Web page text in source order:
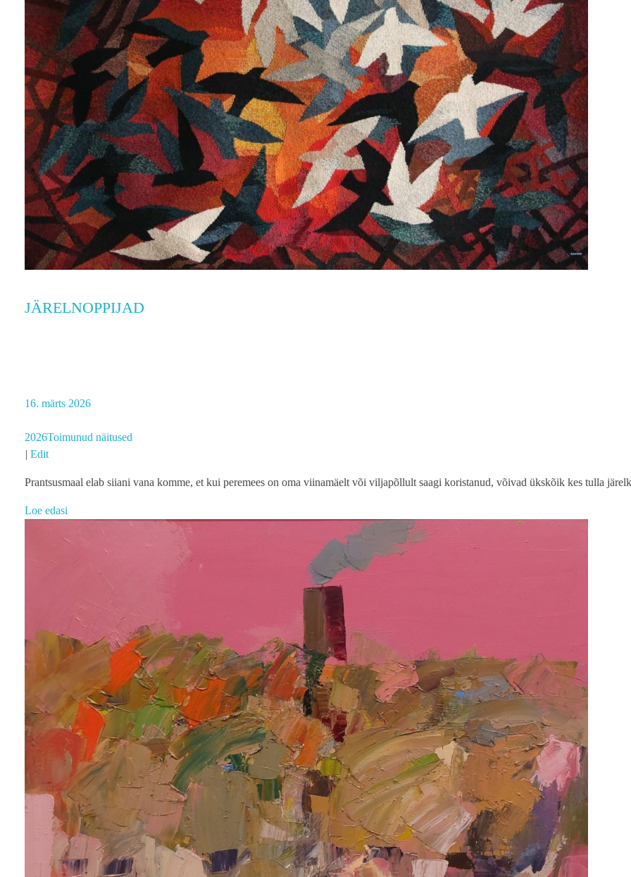
JÄRELNOPPIJAD
16. märts 2026
2026Toimunud näitused
| Edit
Prantsusmaal elab siiani vana komme, et kui peremees on oma viinamäelt või viljapõllult saagi koristanud, võivad ükskõik kes tulla
Loe edasi